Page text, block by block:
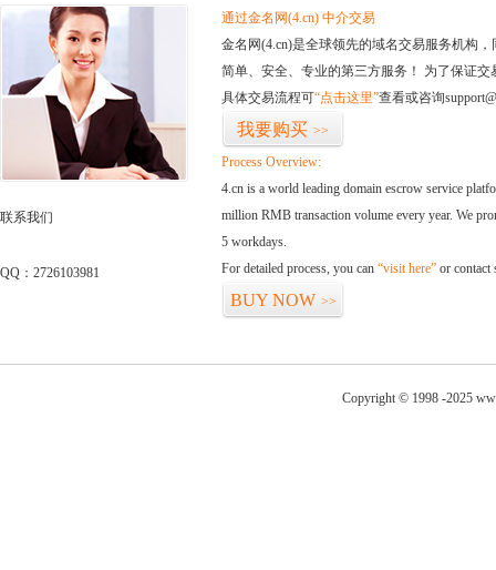
联系我们
QQ：2726103981
通过金名网(4.cn) 中介交易
金名网(4.cn)是全球领先的域名交易服务机构
简单、安全、专业的第三方服务！ 为了保证
具体交易流程可“点击这里”查看或咨询
我要购买 >>
Process Overview:
4.cn is a world leading domain escrow service
million RMB transaction volume every year. We
5 workdays.
For detailed process, you can “visit here” or contact
BUY NOW >>
Copyright © 1998 -2025